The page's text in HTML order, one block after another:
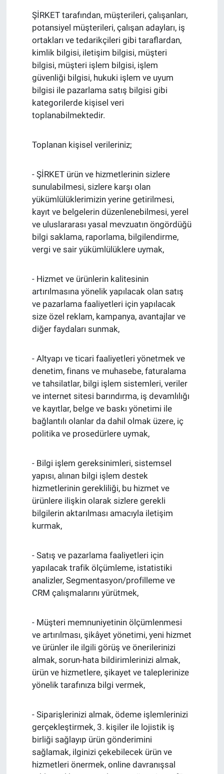
ŞİRKET tarafından, müşterileri, çalışanları,
potansiyel müşterileri, çalışan adayları, iş
ortakları ve tedarikçileri gibi taraflardan,
kimlik bilgisi, iletişim bilgisi, müşteri
bilgisi, müşteri işlem bilgisi, işlem
güvenliği bilgisi, hukuki işlem ve uyum
bilgisi ile pazarlama satış bilgisi gibi
kategorilerde kişisel veri
toplanabilmektedir.
Toplanan kişisel verileriniz;
- ŞİRKET ürün ve hizmetlerinin sizlere
sunulabilmesi, sizlere karşı olan
yükümlülüklerimizin yerine getirilmesi,
kayıt ve belgelerin düzenlenebilmesi, yerel
ve uluslararası yasal mevzuatın öngördüğü
bilgi saklama, raporlama, bilgilendirme,
vergi ve sair yükümlülüklere uymak,
- Hizmet ve ürünlerin kalitesinin
artırılmasına yönelik yapılacak olan satış
ve pazarlama faaliyetleri için yapılacak
size özel reklam, kampanya, avantajlar ve
diğer faydaları sunmak,
- Altyapı ve ticari faaliyetleri yönetmek ve
denetim, finans ve muhasebe, faturalama
ve tahsilatlar, bilgi işlem sistemleri, veriler
ve internet sitesi barındırma, iş devamlılığı
ve kayıtlar, belge ve baskı yönetimi ile
bağlantılı olanlar da dahil olmak üzere, iç
politika ve prosedürlere uymak,
- Bilgi işlem gereksinimleri, sistemsel
yapısı, alınan bilgi işlem destek
hizmetlerinin gerekliliği, bu hizmet ve
ürünlere ilişkin olarak sizlere gerekli
bilgilerin aktarılması amacıyla iletişim
kurmak,
- Satış ve pazarlama faaliyetleri için
yapılacak trafik ölçümleme, istatistiki
analizler, Segmentasyon/profilleme ve
CRM çalışmalarını yürütmek,
- Müşteri memnuniyetinin ölçümlenmesi
ve artırılması, şikâyet yönetimi, yeni hizmet
ve ürünler ile ilgili görüş ve önerilerinizi
almak, sorun-hata bildirimlerinizi almak,
ürün ve hizmetlere, şikayet ve taleplerinize
yönelik tarafınıza bilgi vermek,
- Siparişlerinizi almak, ödeme işlemlerinizi
gerçekleştirmek, 3. kişiler ile lojistik iş
birliği sağlayıp ürün gönderimini
sağlamak, ilginizi çekebilecek ürün ve
hizmetleri önermek, online davranışsal